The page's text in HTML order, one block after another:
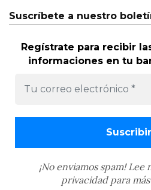
Suscríbete a nuestro
Regístrate para recibir
informaciones en tu
¡No enviamos spam! Lee
privacidadpara